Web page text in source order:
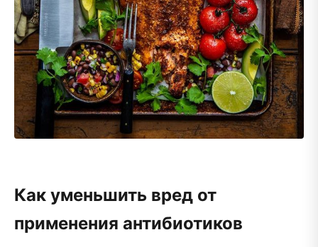
Как уменьшить вред от
применения антибиотиков